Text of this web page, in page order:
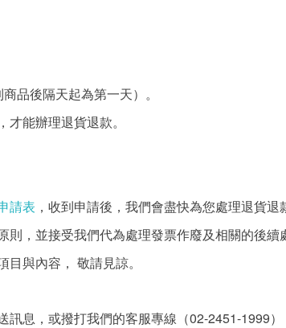
品後隔天起為第一天）。
能辦理退貨退款。
請表 ，收到申請後，我們會盡快為您處理退貨退
，並接受我們代為處理發票作廢及相關的後續
與內容， 敬請見諒。
訊息，或撥打我們的客服專線（02-2451-1999